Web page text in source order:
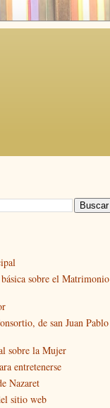
sobre el Matrimonio
de san Juan Pablo
sobre la Mujer
entretenerse
Nazaret
sitio web